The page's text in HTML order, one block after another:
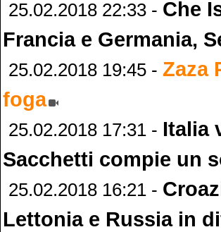
25.02.2018 22:33 - Che
Francia e Germania,
25.02.2018 19:45 - Zaza
foga
25.02.2018 17:31 - Italia
Sacchetti compie un
25.02.2018 16:21 -
Lettonia e Russia in